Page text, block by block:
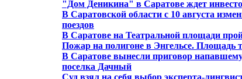
"Дом Деникина" в Саратове ждет
В Саратовской области с 10 августа
поездов
В Саратове на Театральной площади
Пожар на полигоне в Энгельсе. Площадь
В Саратове вынесли приговор
поселка Дачный
Суд взял на себя выбор эксперта-